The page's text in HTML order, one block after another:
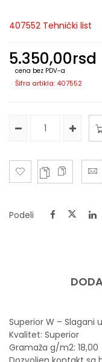
407552 Tehnički list
5.350,00rsd
cena bez PDV-a
Šifra artikla: 407552
Podeli
Superior W – Slagani
Kvalitet: Superior
Gramaža g/m2: 18,00